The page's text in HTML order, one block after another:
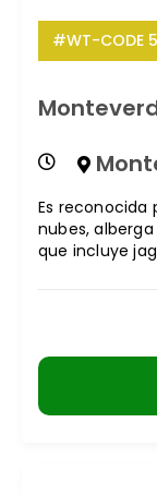
#WT-CODE
Es reconocida
nubes,
que incluye